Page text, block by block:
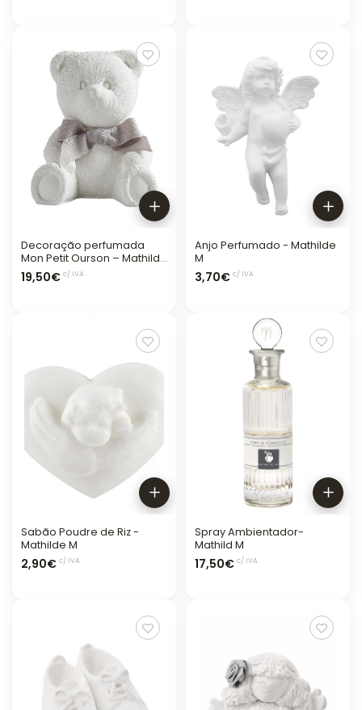
Decoração perfumada
Mon Petit Ourson – Mathilde
M.
19,50€ c/ IVA
Anjo Perfumado - Mathilde
M
3,70€ c/ IVA
Sabão Poudre de Riz -
Mathilde M
2,90€ c/ IVA
Spray Ambientador-
Mathild M
17,50€ c/ IVA